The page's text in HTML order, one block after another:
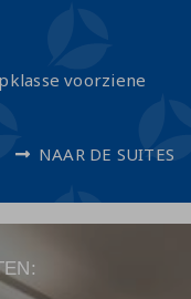
voorziene
NAAR DE SUITES